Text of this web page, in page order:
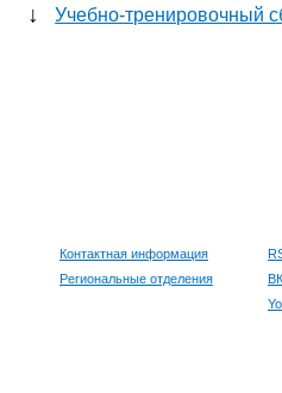
↓ Учебно-тренировочный
Контактная информация
Региональные отделения